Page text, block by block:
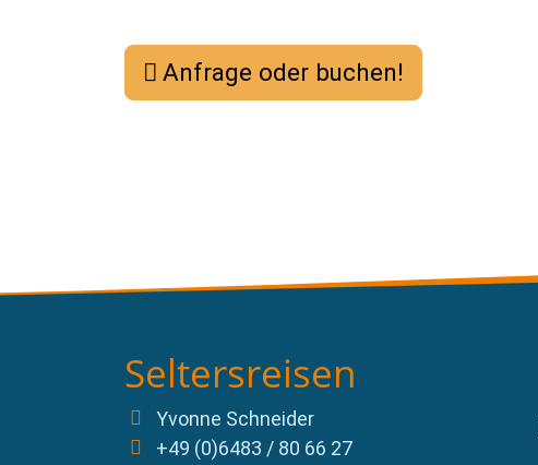
Anfrage oder buchen!
Seltersreisen
Yvonne Schneider
+49 (0)6483 / 80 66 27